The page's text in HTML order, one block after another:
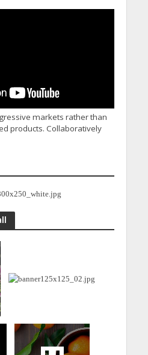
markets rather than
products. Collaboratively